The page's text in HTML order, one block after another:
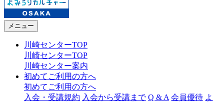
メニュー
川崎センターTOP
川崎センターTOP
川崎センター案内
初めてご利用の方へ
初めてご利用の方へ
入会・受講規約 入会から受講まで Q & A 会員優待 よ